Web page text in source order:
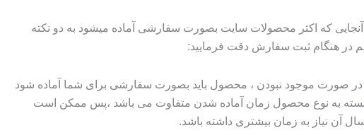
آنجایی که اکثر محصولات سایت بصورت سفارشی آماده میشود به دو نکته
در هنگام ثبت سفارش دقت فرمایید:
در صورت موجود نبودن ، محصول باید بصورت سفارشی برای شما آماده شود
به نوع محصول زمان آماده شدن متفاوت می باشد ،پس ممکن است
آن نیاز به زمان بیشتری داشته باشد.